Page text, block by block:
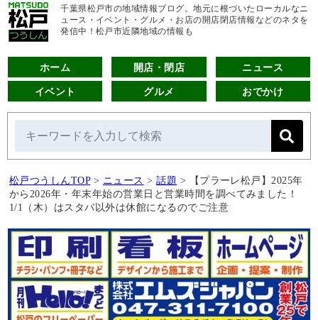
千葉県松戸市の地域情報ブログ。地元に根づいたローカルなニ
ュース・イベント・グルメ・お店の開店閉店情報などのネタを
発信中！松戸市近隣地域の情報も
ホーム 開店・閉店 ニュース
イベント グルメ おでかけ
松戸つうしんTOP > ニュース > 話題 > 【プラーレ松戸】2025年
から2026年・年末年始の営業日と営業時間を調べてみました！
1/1（木）はスタバ以外は休館になるのでご注意